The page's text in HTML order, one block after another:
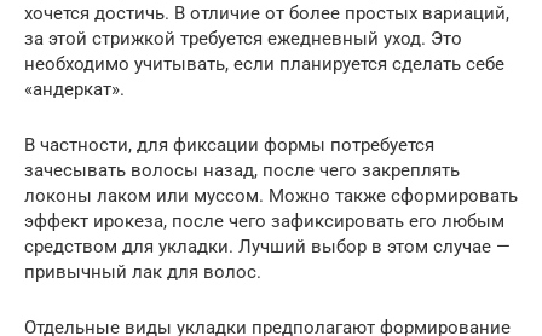
хочется достичь. В отличие от более простых вариаций,
за этой стрижкой требуется ежедневный уход. Это
необходимо учитывать, если планируется сделать себе
«андеркат».
В частности, для фиксации формы потребуется
зачесывать волосы назад, после чего закреплять
локоны лаком или муссом. Можно также сформировать
эффект ирокеза, после чего зафиксировать его любым
средством для укладки. Лучший выбор в этом случае —
привычный лак для волос.
Отдельные виды укладки предполагают формирование